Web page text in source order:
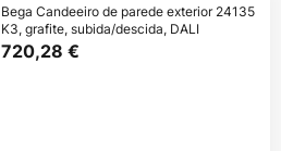
Bega Candeeiro de parede exterior 24135
K3, grafite, subida/descida, DALI
720,28 €